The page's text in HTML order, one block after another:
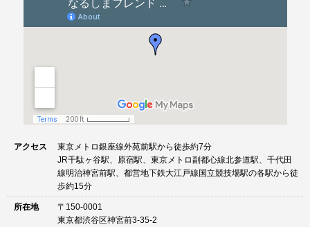
アクセス
東京メトロ銀座線外苑前駅から徒歩約7分
JR千駄ヶ谷駅、原宿駅、東京メトロ副都心線北参道駅、千代田
線明治神宮前駅、都営地下鉄大江戸線国立競技場駅の各駅から徒
歩約15分
所在地
〒150-0001
東京都渋谷区神宮前3-35-2